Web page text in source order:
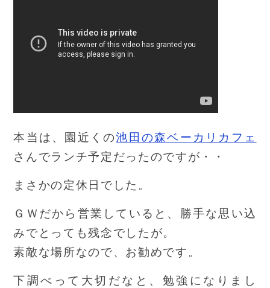
本当は、園近くの池田の森ベーカリカフェ
さんでランチ予定だったのですが・・
まさかの定休日でした。
ＧＷだから営業していると、勝手な思い込
みでとっても残念でしたが。
素敵な場所なので、お勧めです。
下調べって大切だなと、勉強になりまし